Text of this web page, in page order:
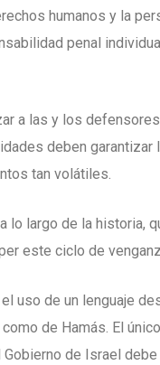
humanos y la
penal
a las y los
deben
tan volátiles.
lo largo de la
este ciclo de
uso de un lenguaje
de Hamás. El
de Israel